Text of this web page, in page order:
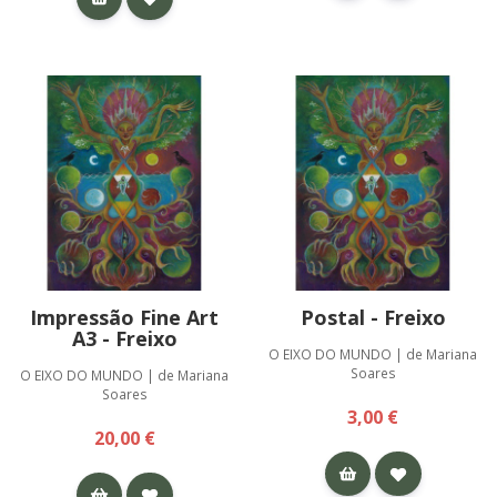
Impressão Fine Art
A3 - Freixo
O EIXO DO MUNDO | de Mariana
Soares
20,00 €
Postal - Freixo
O EIXO DO MUNDO | de Mariana
Soares
3,00 €